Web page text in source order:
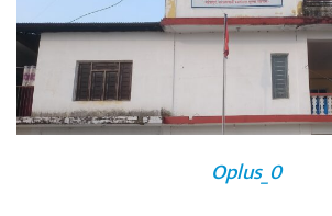
Oplus_0